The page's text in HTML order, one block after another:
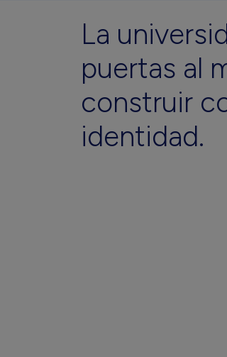
La
puertas al
construir
identidad.